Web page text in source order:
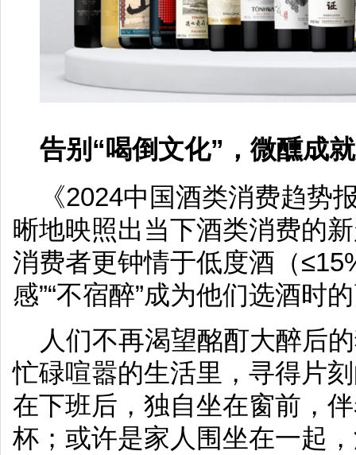
告别“喝倒文化”，微醺成
《2024中国酒类消费趋势
晰地映照出当下酒类消费的
消费者更钟情于低度酒（
感”“不宿醉”成为他们选酒时
人们不再渴望酩酊大醉后
忙碌喧嚣的生活里，寻得片
在下班后，独自坐在窗前，
杯；或许是家人围坐在一起